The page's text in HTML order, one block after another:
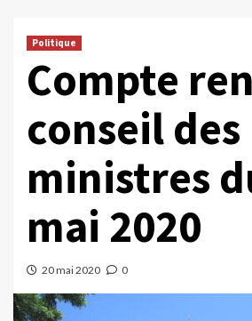
Politique
Compte
conseil des
ministres
mai 2020
20 mai 2020 0